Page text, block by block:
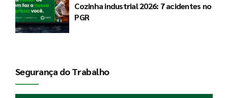
Cozinha industrial 2026: 7 acidentes no
PGR
Segurança do Trabalho